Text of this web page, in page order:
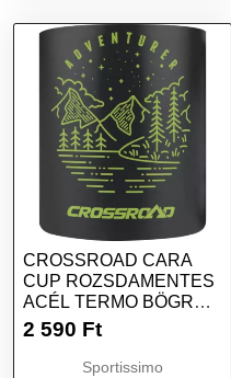
CROSSROAD CARA
CUP ROZSDAMENTES
ACÉL TERMO BÖGRE,
FEKETE, MÉRET
2 590 Ft
Sportissimo